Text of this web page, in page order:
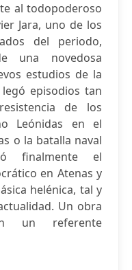
al todopoderoso
Jara, uno de los
del periodo,
una novedosa
estudios de la
episodios tan
de los
Leónidas en el
o la batalla naval
finalmente el
en Atenas y
helénica, tal y
Un obra
un referente